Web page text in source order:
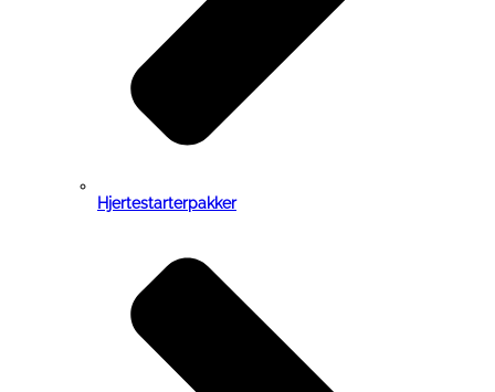
Hjertestarterpakker